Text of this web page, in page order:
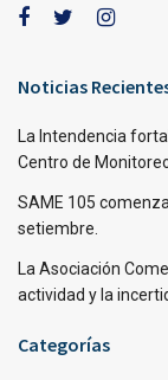
Noticias
La Intendencia
Centro de
SAME 105
setiembre.
La Asociación
actividad y la
Categorías